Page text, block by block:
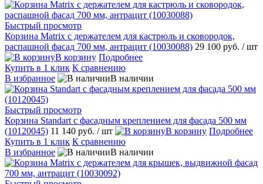
Быстрый просмотр
Корзина Matrix с держателем для кастрюль и сковородок,
распашной фасад 700 мм, антрацит (10030088) 29 100 руб. / шт
В корзину Подробнее
Купить в 1 клик К сравнению
В избранное
В наличии
Быстрый просмотр
Корзина Standart с фасадным креплением для фасада 500 мм
(10120045) 11 140 руб. / шт В корзину Подробнее
Купить в 1 клик К сравнению
В избранное
В наличии